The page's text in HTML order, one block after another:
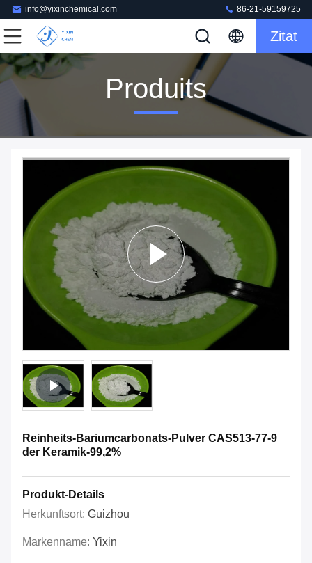
info@yixinchemical.com 86-21-59159725
Zitat
Produits
Reinheits-Bariumcarbonats-Pulver CAS513-77-9
der Keramik-99,2%
Produkt-Details
Herkunftsort: Guizhou
Markenname: Yixin